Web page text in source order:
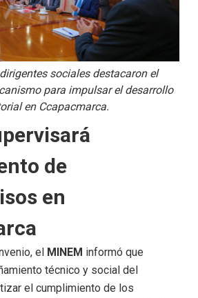
sociales destacaron el
para impulsar el desarrollo
en Ccapacmarca.
de
en
el MINEM informó que
técnico y social del
el cumplimiento de los